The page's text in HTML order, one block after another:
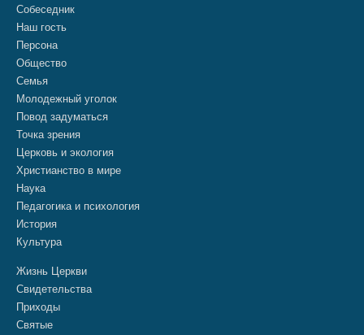
Собеседник
Наш гость
Персона
Общество
Семья
Молодежный уголок
Повод задуматься
Точка зрения
Церковь и экология
Христианство в мире
Наука
Педагогика и психология
История
Культура
Жизнь Церкви
Свидетельства
Приходы
Святые